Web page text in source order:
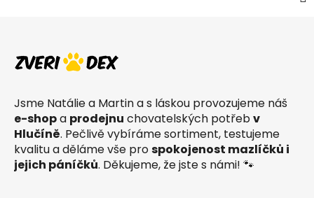
Jsme Natálie a Martin a s láskou provozujeme náš
e-shopa prodejnu chovatelských potřebv
Hlučíně. Pečlivě vybíráme sortiment, testujeme
kvalitu a děláme vše prospokojenost mazlíčků i
jejich páníčků. Děkujeme, že jste s námi! 🐾